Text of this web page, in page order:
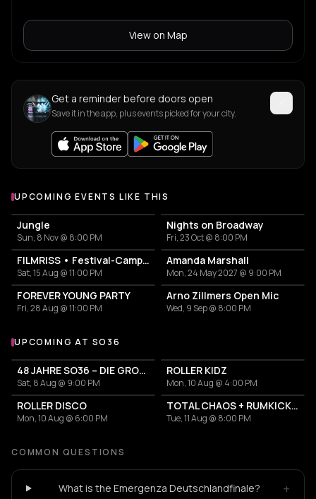
View on Map
Get a reminder before doors open
Save it in the app, plus events picked for your city.
UPCOMING EVENTS LIKE THIS
Jungle
Sun, 8 Nov @ 8:00 PM
Nights on Broadway
Fri, 23 Oct @ 8:00 PM
FILMRISS • Festival-Campingplatz-Banger
Sat, 15 Aug @ 11:00 PM
Amanda Marshall
Mon, 24 May 2027 @ 9:00 PM
FOREVER YOUNG PARTY
Fri, 28 Aug @ 11:00 PM
Arno Zillmers Open Mic
Wed, 9 Sep @ 8:00 PM
More events at SO36
UPCOMING AT SO36
48 JAHRE SO36 – DIE GROSSE GEBURTSTAGSSAUSE
Sat, 8 Aug @ 9:00 PM
ROLLER KIDZ
Mon, 10 Aug @ 4:00 PM
ROLLER DISCO
Mon, 10 Aug @ 6:00 PM
TOTAL CHAOS + RUMKICKS + THE DOLLHEADS
Tue, 11 Aug @ 8:00 PM
COMMON QUESTIONS
What is the Emergenza Deutschlandfinale? +